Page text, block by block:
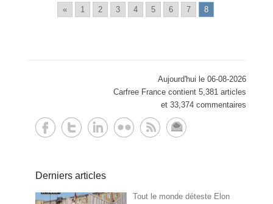
« 1 2 3 4 5 6 7 8
Aujourd'hui le 06-08-2026
Carfree France contient 5,381 articles
et 33,374 commentaires
Derniers articles
Tout le monde déteste Elon